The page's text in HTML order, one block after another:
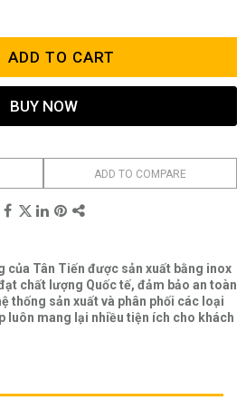
ADD TO CART
BUY NOW
ADD TO COMPARE
của Tân Tiến được sản xuất bằng inox
chất lượng Quốc tế, đảm bảo an toàn
thống sản xuất và phân phối các loại
luôn mang lại nhiều tiện ích cho khách